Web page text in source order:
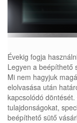
Évekig fogja
Legyen a beépíthető
Mi nem hagyjuk
elolvasása után
kapcsolódó
tulajdonságokat,
beépíthető sütő